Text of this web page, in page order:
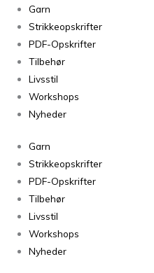
Garn
Strikkeopskrifter
PDF-Opskrifter
Tilbehør
Livsstil
Workshops
Nyheder
Garn
Strikkeopskrifter
PDF-Opskrifter
Tilbehør
Livsstil
Workshops
Nyheder
Paia
Chocolate
Shimmer
antal